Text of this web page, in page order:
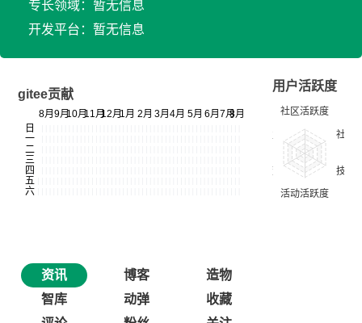
专长领域：暂无信息
开发平台：暂无信息
gitee贡献
用户活跃度
资讯 博客
造物
智库
动弹
收藏